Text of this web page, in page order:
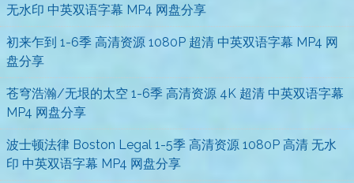
无水印 中英双语字幕 MP4 网盘分享
初来乍到 1-6季 高清资源 1080P 超清 中英双语字幕 MP4 网
盘分享
苍穹浩瀚/无垠的太空 1-6季 高清资源 4K 超清 中英双语字幕
MP4 网盘分享
波士顿法律 Boston Legal 1-5季 高清资源 1080P 高清 无水
印 中英双语字幕 MP4 网盘分享